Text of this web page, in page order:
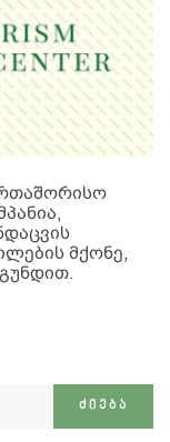
მქონე,
ᲫᲘᲔᲑᲐ